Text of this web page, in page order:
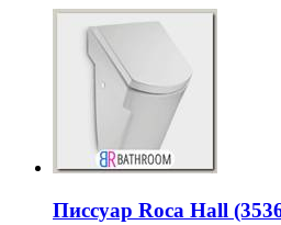
Писсуар Roca Hall